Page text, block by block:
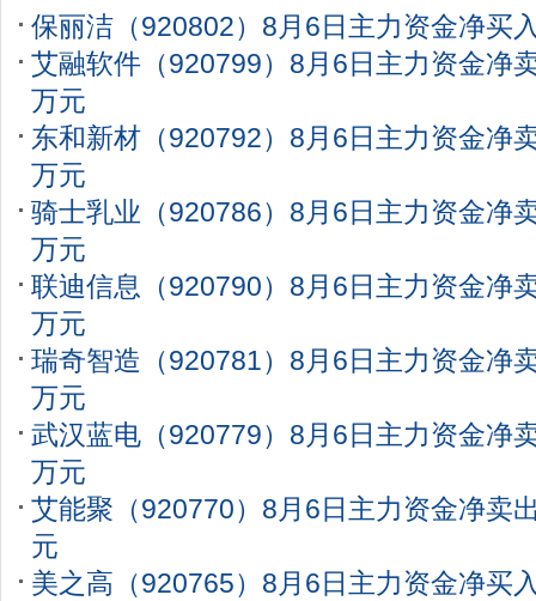
保丽洁（920802）8月6日主力资金净买
艾融软件（920799）8月6日主力资金净
万元
东和新材（920792）8月6日主力资金净
万元
骑士乳业（920786）8月6日主力资金净
万元
联迪信息（920790）8月6日主力资金净
万元
瑞奇智造（920781）8月6日主力资金净
万元
武汉蓝电（920779）8月6日主力资金净
万元
艾能聚（920770）8月6日主力资金净卖
元
美之高（920765）8月6日主力资金净买